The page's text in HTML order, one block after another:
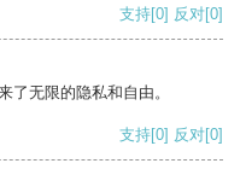
支持[0] 反对[0]
了无限的隐私和自由。
支持[0] 反对[0]